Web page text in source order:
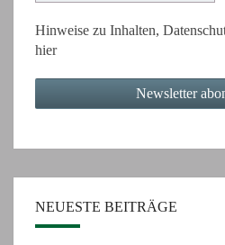
Hinweise zu Inhalten,
hier
NEUESTE BEITRÄGE